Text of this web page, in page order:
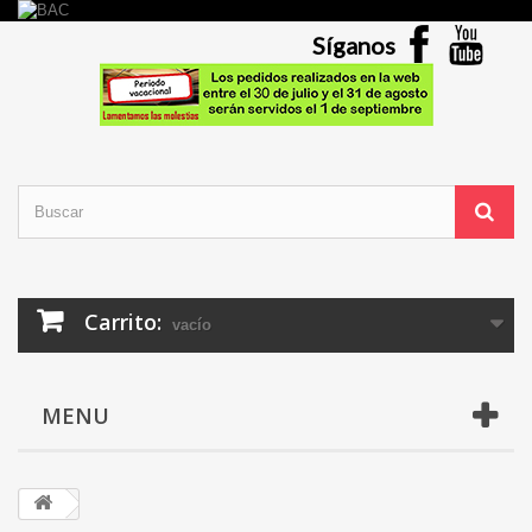
Síganos
Carrito: vacío
MENU